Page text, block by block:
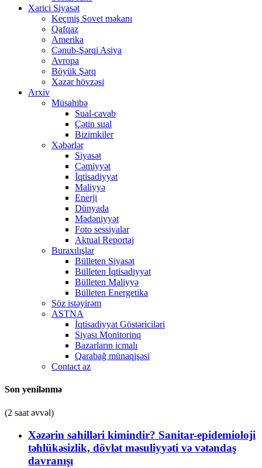
Xarici Siyasət
Keçmiş Sovet məkanı
Qafqaz
Amerika
Cənub-Şərqi Asiya
Avropa
Böyük Şərq
Xəzər hövzəsi
Arxiv
Müsahibə
Sual-cavab
Çətin sual
Bizimkiler
Xəbərlər
Siyasət
Cəmiyyət
İqtisadiyyat
Maliyyə
Enerji
Dünyada
Mədəniyyət
Foto sessiyalar
Aktual Reportaj
Buraxılışlar
Bülleten Siyasət
Bülleten İqtisadiyyat
Bülleten Maliyyə
Bülleten Energetika
Söz istəyirəm
ASTNA
İqtisadiyyat Göstəriciləri
Siyası Monitorinq
Bazarların icmalı
Qarabağ münaqişəsi
Contact az
Son yenilənmə
(2 saat əvvəl)
Xəzərin sahilləri kimindir? Sanitar-epidemioloji
təhlükəsizlik, dövlət məsuliyyəti və vətəndaş
davranışı